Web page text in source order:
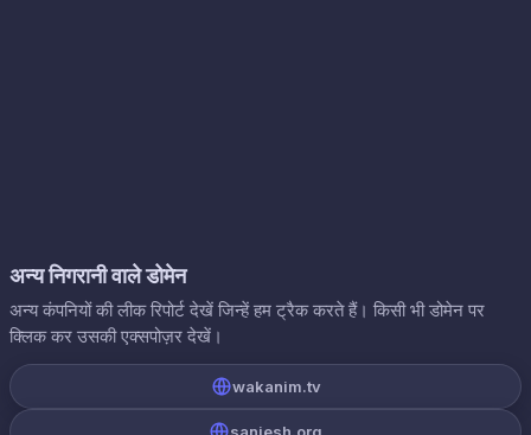
अन्य निगरानी वाले डोमेन
अन्य कंपनियों की लीक रिपोर्ट देखें जिन्हें हम ट्रैक करते हैं। किसी भी डोमेन पर
क्लिक कर उसकी एक्सपोज़र देखें।
wakanim.tv